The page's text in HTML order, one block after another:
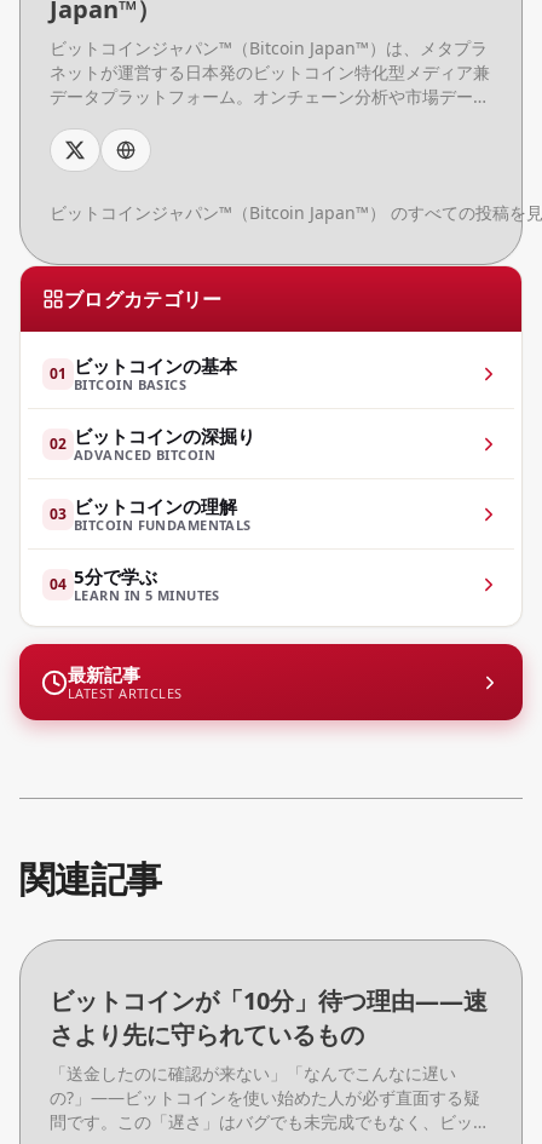
Japan™）
ビットコインジャパン™（Bitcoin Japan™）は、メタプラ
ネットが運営する日本発のビットコイン特化型メディア兼
データプラットフォーム。オンチェーン分析や市場デー
ロまで幅広い読者に向けて、ビットコインデータの理解と
活用を支援する。
ビットコインジャパン™（Bitcoin Japan™） のすべての投稿を
ブログカテゴリー
01 ビットコインの基本
BITCOIN BASICS
02 ビットコインの深掘り
ADVANCED BITCOIN
03 ビットコインの理解
BITCOIN FUNDAMENTALS
04 5分で学ぶ
LEARN IN 5 MINUTES
最新記事
LATEST ARTICLES
関連記事
ビットコインが「10分」待つ理由——速
さより先に守られているもの
「送金したのに確認が来ない」「なんでこんなに遅い
の?」——ビットコインを使い始めた人が必ず直面する疑
問です。この「遅さ」はバグでも未完成でもなく、ビット